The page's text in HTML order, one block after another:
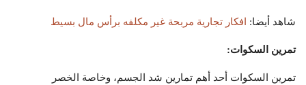
شاهد أيضا: افكار تجارية مربحة غير مكلفه برأس مال بسيط
تمرين السكوات:
تمرين السكوات أحد أهم تمارين شد الجسم، وخاصة الخصر